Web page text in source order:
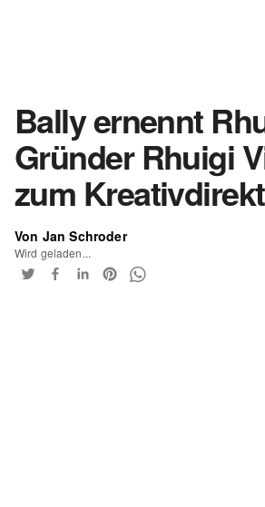
Bally ernennt
Gründer Rhuigi
zum
Von Jan Schroder
Wird geladen...